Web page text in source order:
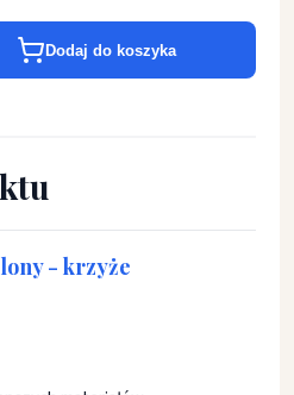
Dodaj do koszyka
- krzyże